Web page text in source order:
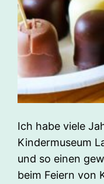
Ich habe viele
Kindermuseum
und so einen
beim Feiern von